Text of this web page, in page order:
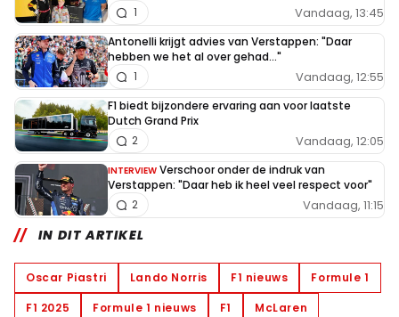
Vandaag, 13:45
1
Antonelli krijgt advies van Verstappen: "Daar
hebben we het al over gehad..."
Vandaag, 12:55
1
F1 biedt bijzondere ervaring aan voor laatste
Dutch Grand Prix
Vandaag, 12:05
2
INTERVIEW Verschoor onder de indruk van
Verstappen: "Daar heb ik heel veel respect voor"
Vandaag, 11:15
2
IN DIT ARTIKEL
Oscar Piastri Lando Norris F1 nieuws
Formule 1
F1 2025
Formule 1 nieuws F1
McLaren